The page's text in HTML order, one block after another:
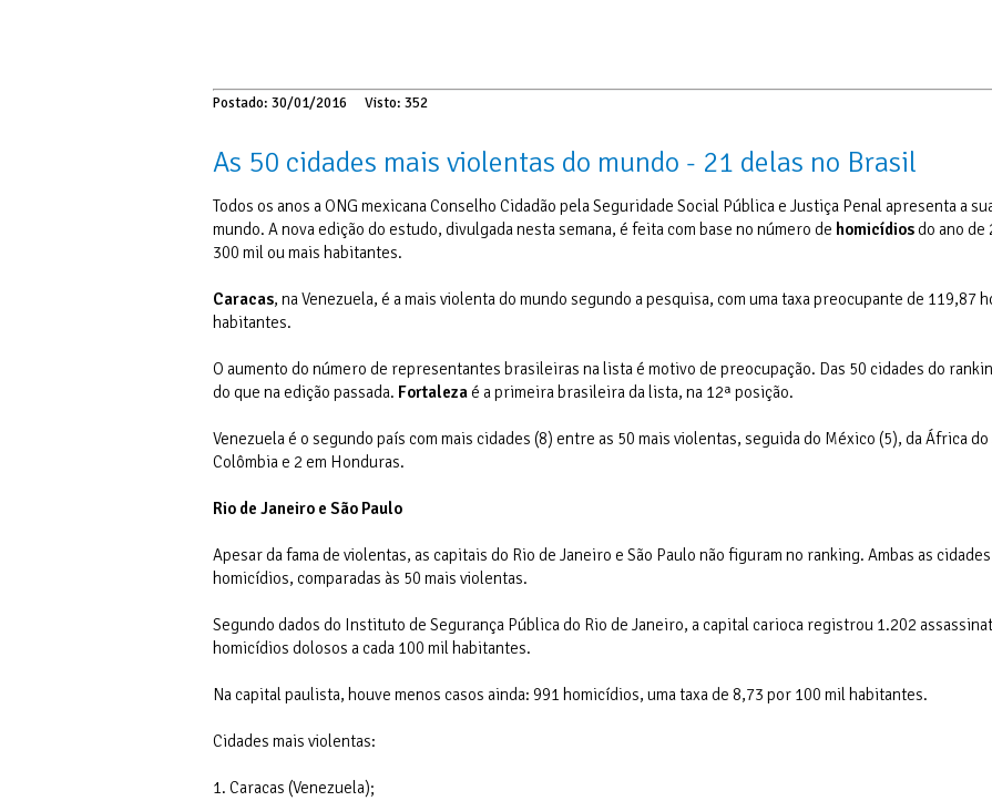
Postado: 30/01/2016 Visto: 352
As 50 cidades mais violentas do mundo - 21 delas no Brasil
Todos os anos a ONG mexicana Conselho Cidadão pela Seguridade Social Pública e Justiça Penal apresenta a
mundo. A nova edição do estudo, divulgada nesta semana, é feita com base no número de homicídiosdo ano de
300 mil ou mais habitantes.
Caracas, na Venezuela, é a mais violenta do mundo segundo a pesquisa, com uma taxa preocupante de 119,87
habitantes.
O aumento do número de representantes brasileiras na lista é motivo de preocupação. Das 50 cidades do
do que na edição passada. Fortaleza é a primeira brasileira da lista, na 12ª posição.
Venezuela é o segundo país com mais cidades (8) entre as 50 mais violentas, seguida do México (5), da África
Colômbia e 2 em Honduras.
Rio de Janeiro e São Paulo
Apesar da fama de violentas, as capitais do Rio de Janeiro e São Paulo não figuram no ranking. Ambas as
homicídios, comparadas às 50 mais violentas.
Segundo dados do Instituto de Segurança Pública do Rio de Janeiro, a capital carioca registrou 1.202
homicídios dolosos a cada 100 mil habitantes.
Na capital paulista, houve menos casos ainda: 991 homicídios, uma taxa de 8,73 por 100 mil habitantes.
Cidades mais violentas:
1. Caracas (Venezuela);